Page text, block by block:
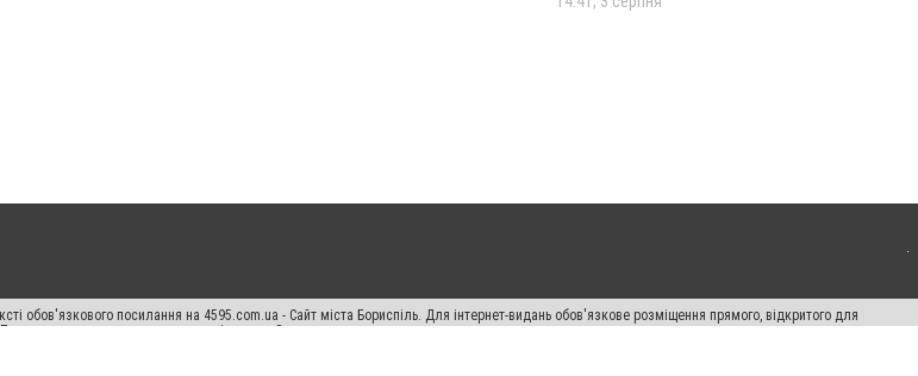
обов'язкового посилання на 4595.com.ua - Сайт міста Бориспіль. Для інтернет-видань обов'язкове розміщення прямого, відкритого для
виняткових прав переслідується Законом.